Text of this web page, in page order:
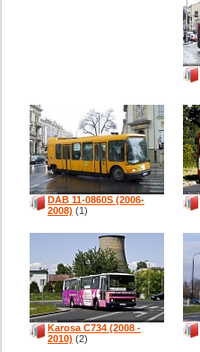
DAB 11-0860S (2006-
2008) (1)
Karosa C734 (2008 -
2010) (2)